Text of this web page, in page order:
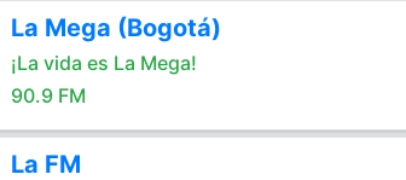
La Mega (Bogotá)
¡La vida es La Mega!
90.9 FM
La FM